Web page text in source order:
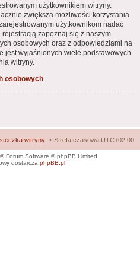
użytkownikiem witryny.
zwiększa możliwości korzystania
użytkownikom nadać
zapoznaj się z naszym
osobowych oraz z odpowiedziami na
jest wyjaśnionych wiele podstawowych
witryny.
osobowych
Strefa czasowa UTC+02:00
witryny
® Forum Software © phpBB Limited
dostarcza phpBB.pl